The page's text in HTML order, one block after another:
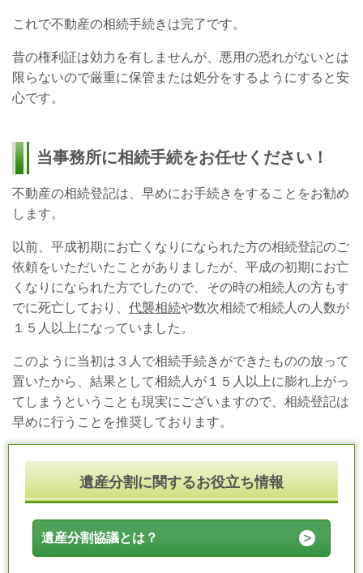
これで不動産の相続手続きは完了です。
昔の権利証は効力を有しませんが、悪用の恐れがないとは
限らないので厳重に保管または処分をするようにすると安
心です。
当事務所に相続手続をお任せください！
不動産の相続登記は、早めにお手続きをすることをお勧め
します。
以前、平成初期にお亡くなりになられた方の相続登記のご
依頼をいただいたことがありましたが、平成の初期にお亡
くなりになられた方でしたので、その時の相続人の方もす
でに死亡しており、 代襲相続や数次相続で相続人の人数が
１５人以上になっていました。
このように当初は３人で相続手続きができたものの放って
置いたから、結果として相続人が１５人以上に膨れ上がっ
てしまうということも現実にございますので、相続登記は
早めに行うことを推奨しております。
遺産分割に関するお役立ち情報
遺産分割協議とは？